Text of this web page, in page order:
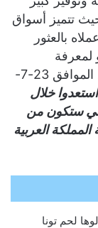
تتميز أسواق
بالعثور
لمعرفة
تخفيضات لهذا الأسبوع بتاريخ 4-2-2024 الموافق 23-7-
خلال
ستكون من
العربية
لحم تونا